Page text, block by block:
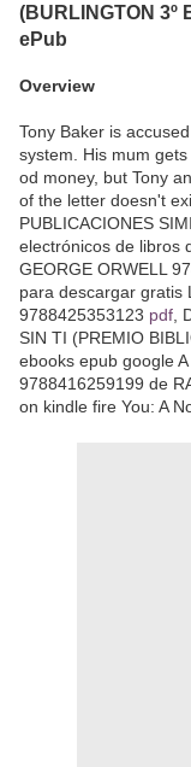
(BURLINGTON 3º
ePub
Overview
Tony Baker is
system. His mum
od money, but Tony
of the letter doesn't
PUBLICACIONES
electrónicos de libros
GEORGE ORWELL
para descargar gratis
9788425353123 pdf ,
SIN TI (PREMIO
ebooks epub google A
9788416259199 de
on kindle fire You: A